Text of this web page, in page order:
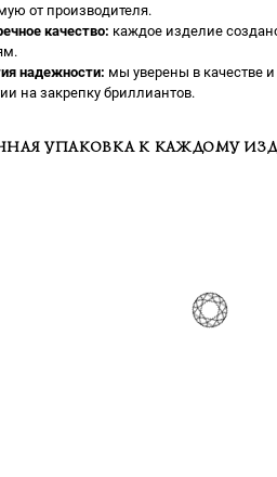
от производителя.
качество: каждое изделие
надежности: мы уверены в качестве
на закрепку бриллиантов.
УПАКОВКА К КАЖДОМУ